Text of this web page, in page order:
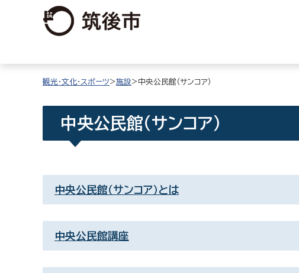
観光・文化・スポーツ>施設>中央公民館（サンコア）
中央公民館（サンコア）
中央公民館（サンコア）とは
中央公民館講座